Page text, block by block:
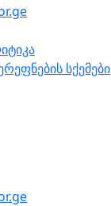
სქემები